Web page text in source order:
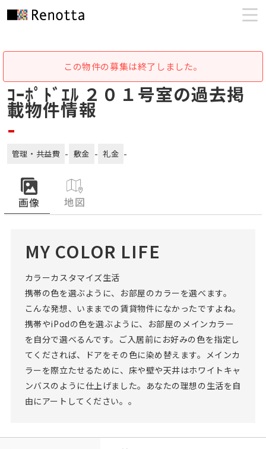
この物件の募集は終了しました。
ｺｰﾎﾟﾄﾞｴﾙ ２０１号室の過去掲
載物件情報
-
管理・共益費 - 敷金 - 礼金 -
画像 地図
MY COLOR LIFE
カラーカスタマイズ生活
携帯の色を選ぶように、お部屋のカラーを選べます。
こんな発想、いままでの賃貸物件になかったですよね。
携帯やiPodの色を選ぶように、お部屋のメインカラー
を自分で選べるんです。ご入居前にお好みの色を指定し
てくだされば、ドアをその色に染め替えます。メインカ
ラーを際立たせるために、床や壁や天井はホワイトキャ
ンバスのように仕上げました。あなたの理想の生活を自
由にアートしてください。。